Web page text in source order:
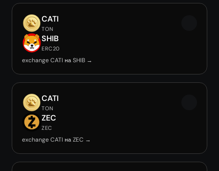
CATI
TON
SHIB
ERC20
exchange CATI на SHIB →
CATI
TON
ZEC
ZEC
exchange CATI на ZEC →